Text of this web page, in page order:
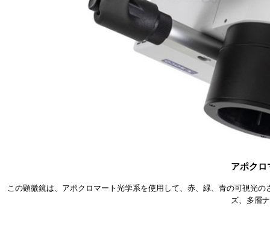
アポクロ
この顕微鏡は、アポクロマート光学系を使用して、赤、緑、青の可視光
ズ、多層